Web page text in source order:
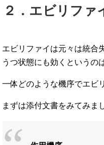
２．エビリファ
エビリファイは元々は統合
うつ状態にも効くというの
一体どのような機序でエビ
まずは添付文書をみてみま